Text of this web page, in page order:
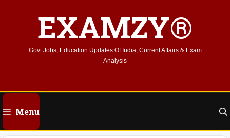
EXAMZY®
Govt Jobs, Education Updates Of India, Current Affairs & Exam
Analysis
Menu